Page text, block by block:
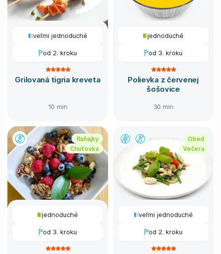
veľmi jednoduché
od 2. kroku
Grilovaná tigria kreveta
10 min
jednoduché
od 3. kroku
Polievka z červenej
šošovice
30 min
Raňajky
Chuťovka
jednoduché
od 3. kroku
Obed
Večera
veľmi jednoduché
od 2. kroku